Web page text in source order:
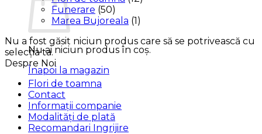
Nu ai niciun produs în coș.
Înapoi la magazin
Funerare (50)
Marea Bujoreala (1)
Nu a fost găsit niciun produs care să se potrivească cu
selecția ta.
Despre Noi
Flori de toamna
Contact
Informații companie
Modalități de plată
Recomandari Ingrijire